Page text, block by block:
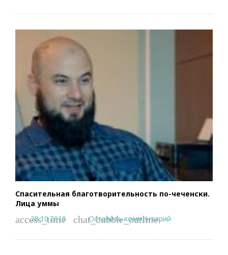
Спасительная благотворительность по-чеченски.
Лица уммы
access_time
28.10.2019 chat_bubble_outline
Оставить комментарий